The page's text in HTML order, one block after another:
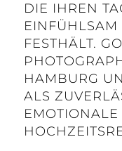
DIE IHREN
FESTHÄLT.
HAMBURG
ALS
EMOTIONALE